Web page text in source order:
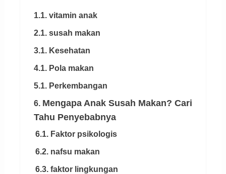
1.1. vitamin anak
2.1. susah makan
3.1. Kesehatan
4.1. Pola makan
5.1. Perkembangan
6. Mengapa Anak Susah Makan? Cari
Tahu Penyebabnya
6.1. Faktor psikologis
6.2. nafsu makan
6.3. faktor lingkungan